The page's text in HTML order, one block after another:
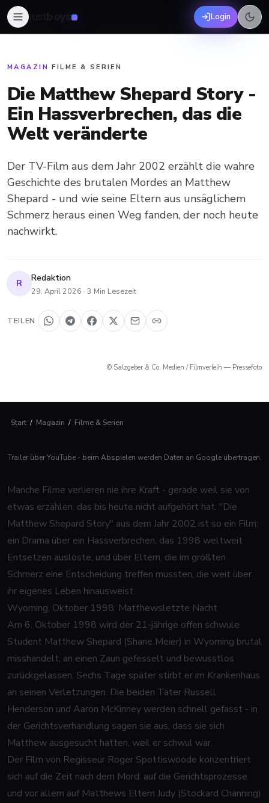
boys Login
MAGAZIN ·FILME & SERIEN
Die Matthew Shepard Story -
Ein Hassverbrechen, das die
Welt veränderte
Der TV-Film aus dem Jahr 2002 erzählt die wahre
Geschichte des brutalen Mordes an Matthew
Shepard - und wie seine Eltern aus unsäglichem
Schmerz heraus einen Weg fanden, der noch heute
nachwirkt.
R Redaktion
29. April 2026 · 3 Min Lesezeit
TEILEN
© Salzgeber & Co. Medien / Filmverleih — Pressefoto
Start / Magazin / Filme & Serien
Trailer über YouTube - beim Abspielen werden Daten an Google übertragen.
Manche Filme verlieren nie ihre Kraft - gerade weil sie von
etwas erzählen, das bis heute nicht aufgehört hat. "Die
Matthew Shepard Story" aus dem Jahr 2002 ist so ein Film:
ein Drama über ein Hassverbrechen, das 1998 weltweit
Entsetzen auslöste, und über Eltern, die im größten
Schmerz eine Entscheidung treffen mussten, die weit über
ihr eigenes Leben hinausweist.
Wyoming, Oktober 1998: Matthewsletzte Nacht
Am 6. Oktober 1998 wird der 21-jährige offen schwule
Student Matthew Shepard (Shane Meier) in Wyoming brutal
misshandelt, an einen Zaun gefesselt und bewusstlos
zurückgelassen. Sechs Tage später stirbt er im Krankenhaus
an seinen Verletzungen. Die beiden Täter Russell
Henderson und Aaron McKinney werden schnell gefasst - in
der Gerichtsverhandlung sagen sie aus, dass sie sich
Matthew ausgesucht hatten, weil er schwul war.
Der Film von Regisseur Roger Spottiswoode konzentriert
sich auf die Zeit nach dem Mord: auf die Gerichtsprozesse
und vor allem auf Matthews Eltern Judy (Stockard Channing)